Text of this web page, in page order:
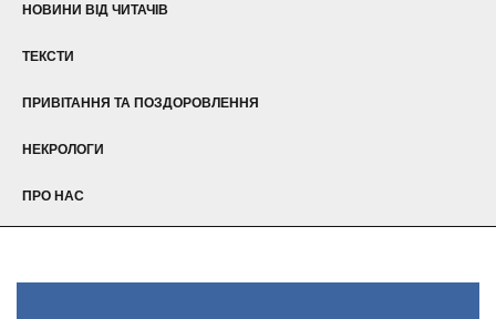
НОВИНИ ВІД ЧИТАЧІВ
ТЕКСТИ
ПРИВІТАННЯ ТА ПОЗДОРОВЛЕННЯ
НЕКРОЛОГИ
ПРО НАС